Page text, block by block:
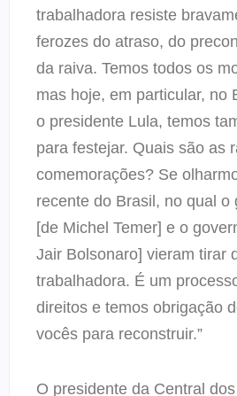
trabalhadora resiste
ferozes do atraso, do
da raiva. Temos todos os
mas hoje, em particular, no
o presidente Lula, temos
para festejar. Quais são as
comemorações? Se
recente do Brasil, no qual o
[de Michel Temer] e o
Jair Bolsonaro] vieram tirar
trabalhadora. É um
direitos e temos obrigação
vocês para reconstruir.”
O presidente da Central